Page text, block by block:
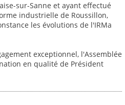
sur-Sanne et ayant effectué
industrielle de Roussillon,
les évolutions de l'IRMa
exceptionnel, l'Assemblée
en qualité de Président